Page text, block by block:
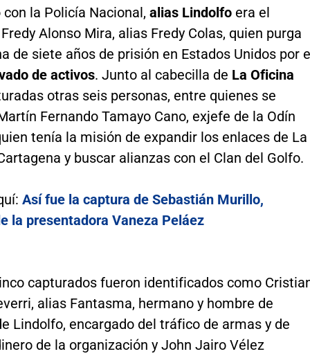
con la Policía Nacional, alias Lindolfoera el
Alonso Mira, alias Fredy Colas, quien purga
de siete años de prisión en Estados Unidos por
de activos. Junto al cabecilla de La Oficina
otras seis personas, entre quienes se
Fernando Tamayo Cano, exjefe de la Odín
tenía la misión de expandir los enlaces de La
y buscar alianzas con el Clan del Golfo.
Así fue la captura de Sebastián Murillo,
la presentadora Vaneza Peláez
capturados fueron identificados como
alias Fantasma, hermano y hombre de
Lindolfo, encargado del tráfico de armas y de
de la organización y John Jairo Vélez